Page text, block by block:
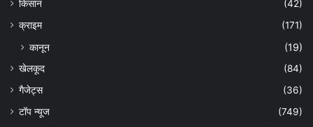
किसान
(42)
क्राइम
(171)
कानून (19)
खेलकूद
(84)
गैजेट्स
(36)
टॉप न्यूज
(749)